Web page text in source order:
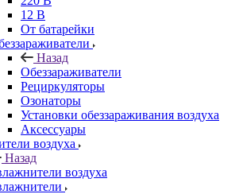
12 В
От батарейки
Назад
Обеззараживатели
Рециркуляторы
Озонаторы
Установки обеззараживания воздуха
Аксессуары
воздуха
Назад
воздуха